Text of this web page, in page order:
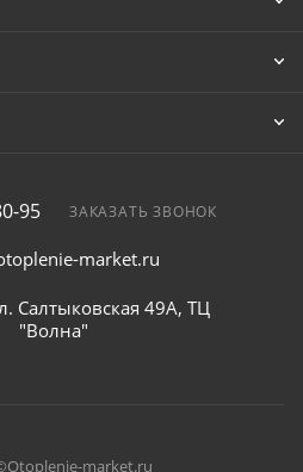
95 ЗАКАЗАТЬ ЗВОНОК
market.ru
Салтыковская 49А, ТЦ
"Волна"
market.ru